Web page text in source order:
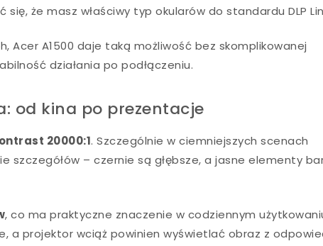
że masz właściwy typ okularów do standardu DLP
Acer A1500 daje taką możliwość bez skomplikowanej
działania po podłączeniu.
od kina po prezentacje
20000:1. Szczególnie w ciemniejszych scenach
szczegółów – czernie są głębsze, a jasne elementy
, co ma praktyczne znaczenie w codziennym
a projektor wciąż powinien wyświetlać obraz z